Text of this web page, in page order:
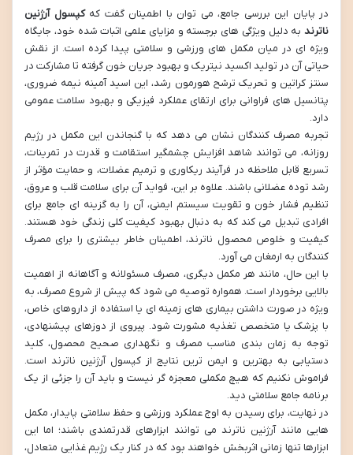
در پایان این بررسی جامع، می توان با اطمینان گفت کهکپسول آرژنین
ناترند به دلیل ویژگی های برجسته و مزایای علمی اثبات شده خود، جایگاه
ویژه ای در میان مکمل های ورزشی و سلامتی پیدا کرده است. از نقش
حیاتی آن در تولید اکسید نیتریک و بهبود جریان خون گرفته تا مشارکت در
سنتز کراتین و تحریک ترشح هورمون رشد، این اسید آمینه نیمه ضروری،
پتانسیل های فراوانی برای ارتقای عملکرد فیزیکی و بهبود سلامت عمومی
دارد.
تجربه مصرف کنندگان نشان می دهد که با گنجاندن این مکمل در رژیم
روزانه، می توانند شاهد افزایش چشمگیر استقامت و قدرت در تمرینات،
تسریع قابل ملاحظه در فرآیند ریکاوری و ترمیم عضلات، و حمایت مؤثر از
رشد توده عضلانی باشند. علاوه بر این، فواید آن برای سلامت قلب و عروق،
تنظیم فشار خون و تقویت سیستم ایمنی، آن را به گزینه ای جامع برای
افرادی تبدیل می کند که به دنبال بهبود کیفیت کلی زندگی خود هستند.
کیفیت و خلوص محصول ناترند، اطمینان خاطر بیشتری را برای مصرف
کنندگان به ارمغان می آورد.
با این حال، مانند هر مکمل دیگری، مصرف مسئولانه و آگاهانه از اهمیت
بالایی برخوردار است. همواره توصیه می شود که پیش از شروع مصرف، به
ویژه در صورت داشتن بیماری های زمینه ای یا استفاده از داروهای خاص،
با پزشک یا متخصص تغذیه مشورت شود. پیروی از دوزهای پیشنهادی،
توجه به زمان بندی مناسب مصرف و نگهداری صحیح محصول، کلید
دستیابی به بهترین و ایمن ترین نتایج از کپسول آرژنین ناترند است.
فراموش نکنیم که هیچ مکملی معجزه گر نیست و باید آن را جزئی از یک
برنامه جامع سلامتی دید.
در نهایت، برای رسیدن به اوج عملکرد ورزشی و حفظ سلامتی پایدار، مکمل
هایی مانند آرژنین ناترند می توانند ابزارهای قدرتمندی باشند؛ اما این
ابزارها تنها زمانی اثربخش خواهند بود که در کنار یک رژیم غذایی متعادل،